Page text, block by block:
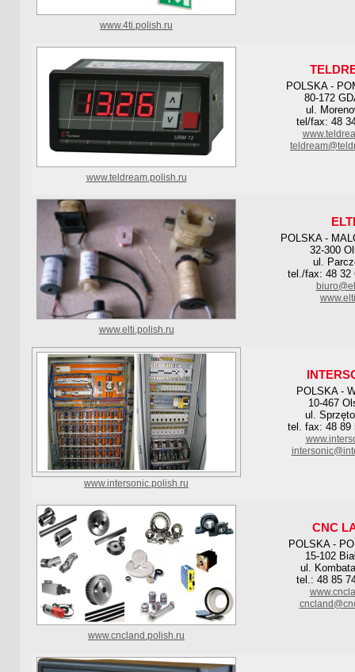
www.4ti.polish.ru
POLSKA -
80-172
ul.
tel/fax: 48
www.teldream.polish.ru
ELTI
POLSKA -
32-300
ul.
tel./fax: 48 32
www.elti.polish.ru
POLSKA -
10-467
ul.
tel. fax: 48 89
www.intersonic.polish.ru
CNC
POLSKA -
15-102
ul.
tel.: 48 85
www.cncland.polish.ru